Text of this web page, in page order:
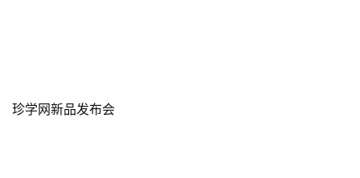
珍学网新品发布会